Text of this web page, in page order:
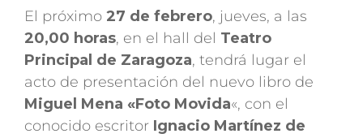
El próximo 27 de febrero, jueves, a las
20,00 horas, en el hall del Teatro
Principal de Zaragoza, tendrá lugar el
acto de presentación del nuevo libro de
Miguel Mena «Foto Movida«, con el
conocido escritor Ignacio Martínez de